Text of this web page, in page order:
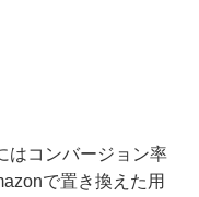
はコンバージョン率
で置き換えた用